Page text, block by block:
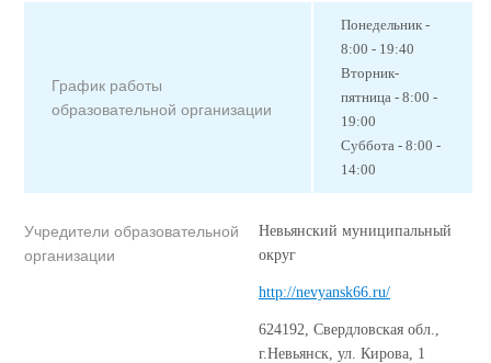
График работы
образовательной организации
Понедельник -
8:00 - 19:40
Вторник-
пятница - 8:00 -
19:00
Суббота - 8:00 -
14:00
Учредители образовательной
организации
Невьянский муниципальный
округ
http://nevyansk66.ru/
624192, Свердловская обл.,
г.Невьянск, ул. Кирова, 1